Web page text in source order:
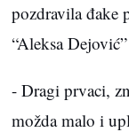
pozdravila đake
“Aleksa
- Dragi prvaci,
možda malo i